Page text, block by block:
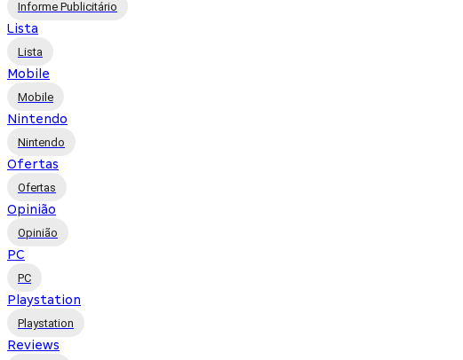
Informe Publicitário
Lista
Lista
Mobile
Mobile
Nintendo
Nintendo
Ofertas
Ofertas
Opinião
Opinião
PC
PC
Playstation
Playstation
Reviews